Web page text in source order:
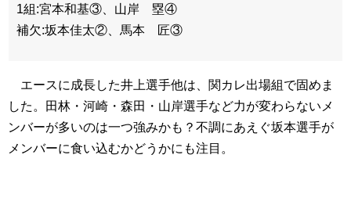
1組:宮本和基③、山岸 塁④
補欠:坂本佳太②、馬本 匠③
エースに成長した井上選手他は、関カレ出場組で固めま
した。田林・河崎・森田・山岸選手など力が変わらないメ
ンバーが多いのは一つ強みかも？不調にあえぐ坂本選手が
メンバーに食い込むかどうかにも注目。